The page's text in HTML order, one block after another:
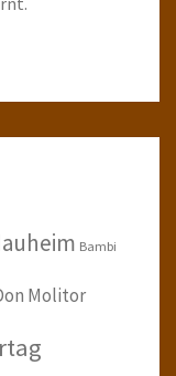
Bambi
Molitor